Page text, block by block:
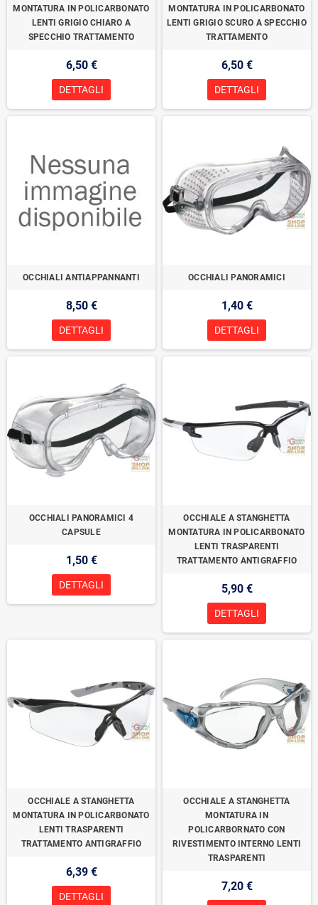
MONTATURA IN POLICARBONATO
LENTI GRIGIO CHIARO A
SPECCHIO TRATTAMENTO
6,50 €
DETTAGLI
MONTATURA IN POLICARBONATO
LENTI GRIGIO SCURO A SPECCHIO
TRATTAMENTO
6,50 €
DETTAGLI
OCCHIALI ANTIAPPANNANTI
8,50 €
DETTAGLI
OCCHIALI PANORAMICI
1,40 €
DETTAGLI
OCCHIALI PANORAMICI 4
CAPSULE
1,50 €
DETTAGLI
OCCHIALE A STANGHETTA
MONTATURA IN POLICARBONATO
LENTI TRASPARENTI
TRATTAMENTO ANTIGRAFFIO
5,90 €
DETTAGLI
OCCHIALE A STANGHETTA
MONTATURA IN POLICARBONATO
LENTI TRASPARENTI
TRATTAMENTO ANTIGRAFFIO
6,39 €
DETTAGLI
OCCHIALE A STANGHETTA
MONTATURA IN
POLICARBORNATO CON
RIVESTIMENTO INTERNO LENTI
TRASPARENTI
7,20 €